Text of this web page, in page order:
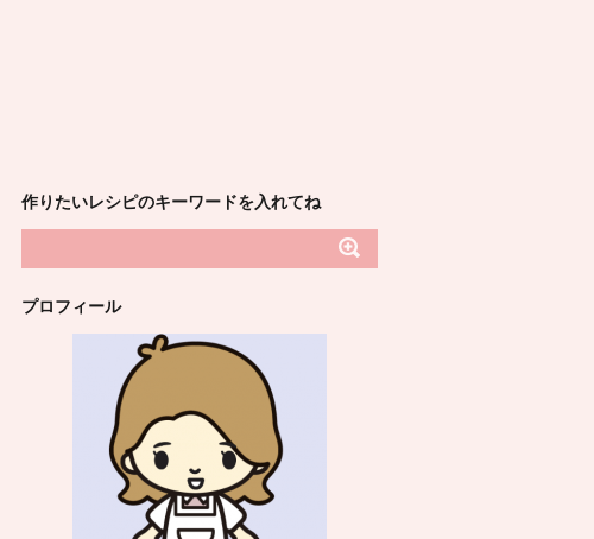
作りたいレシピのキーワードを入れてね
プロフィール